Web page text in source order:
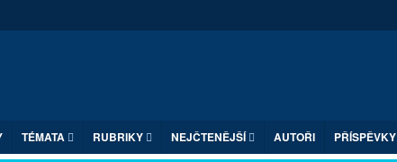
TÉMATA RUBRIKY NEJČTENĚJŠÍ AUTOŘI PŘÍSPĚVKY